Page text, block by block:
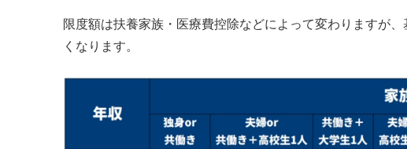
限度額は扶養家族・医療費控除などによって変わりますが
くなります。